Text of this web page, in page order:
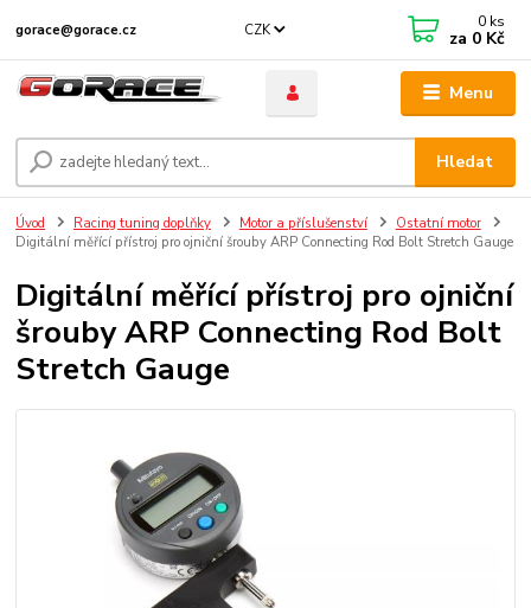
Menu
CZK
Hledat
gorace@gorace.cz 0 ks
za 0 Kč
Úvod Racing tuning doplňky Motor a příslušenství
Ostatní motor
Digitální měřící přístroj pro ojniční šrouby ARP Connecting Rod Bolt Stretch Gauge
Digitální měřící přístroj pro ojniční
šrouby ARP Connecting Rod Bolt
Stretch Gauge